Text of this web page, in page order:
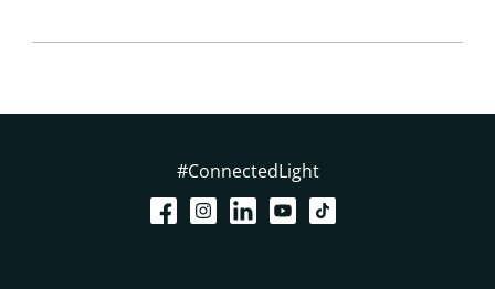
#ConnectedLight